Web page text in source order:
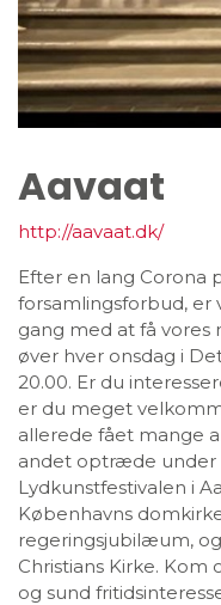
Aavaat
http://aavaat.dk/
Efter en lang Corona
forsamlingsforbud, er
gang med at få vores
øver hver onsdag i
20.00. Er du
er du meget
allerede fået mange
andet optræde under
Lydkunstfestivalen i
Københavns
regeringsjubilæum,
Christians Kirke.
og sund